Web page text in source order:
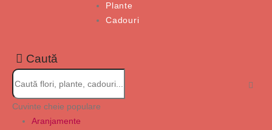
Plante
Cadouri
Caută
Cuvinte cheie populare
Aranjamente